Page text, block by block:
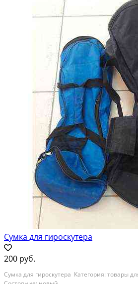
Сумка для гироскутера
200 руб.
Сумка для гироскутера Категория: товары